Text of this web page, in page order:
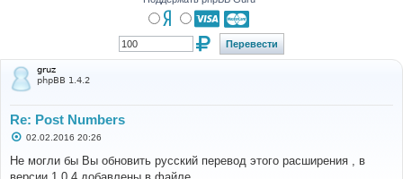
gruz
phpBB 1.4.2
Re: Post Numbers
С
о
02.02.2016 20:26
Не могли бы Вы обновить русский перевод этого расширения , в